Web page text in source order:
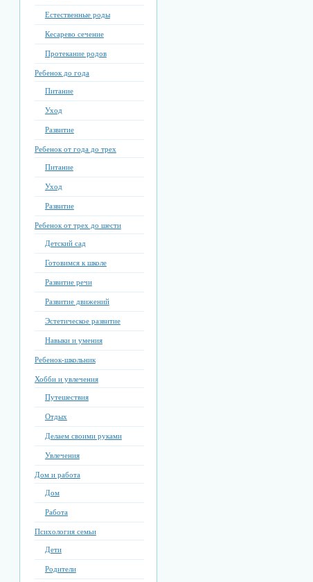
Естественные роды
Кесарево сечение
Протекание родов
Ребенок до года
Питание
Уход
Развитие
Ребенок от года до трех
Питание
Уход
Развитие
Ребенок от трех до шести
Детский сад
Готовимся к школе
Развитие речи
Развитие движений
Эстетическое развитие
Навыки и умения
Ребенок-школьник
Хобби и увлечения
Путешествия
Отдых
Делаем своими руками
Увлечения
Дом и работа
Дом
Работа
Психология семьи
Дети
Родители